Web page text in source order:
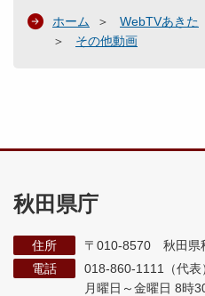
ホーム WebTVあきた
その他動画
秋田県庁
住所
〒010-8570 秋田県
電話
018-860-1111（代表
月曜日～金曜日 8時